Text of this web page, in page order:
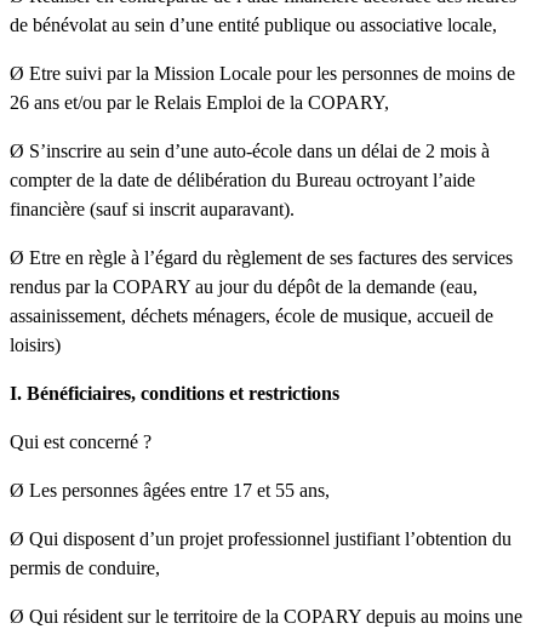
de bénévolat au sein d’une entité publique ou associative locale,
Ø Etre suivi par la Mission Locale pour les personnes de moins de
26 ans et/ou par le Relais Emploi de la COPARY,
Ø S’inscrire au sein d’une auto-école dans un délai de 2 mois à
compter de la date de délibération du Bureau octroyant l’aide
financière (sauf si inscrit auparavant).
Ø Etre en règle à l’égard du règlement de ses factures des services
rendus par la COPARY au jour du dépôt de la demande (eau,
assainissement, déchets ménagers, école de musique, accueil de
loisirs)
I. Bénéficiaires, conditions et restrictions
Qui est concerné ?
Ø Les personnes âgées entre 17 et 55 ans,
Ø Qui disposent d’un projet professionnel justifiant l’obtention du
permis de conduire,
Ø Qui résident sur le territoire de la COPARY depuis au moins une